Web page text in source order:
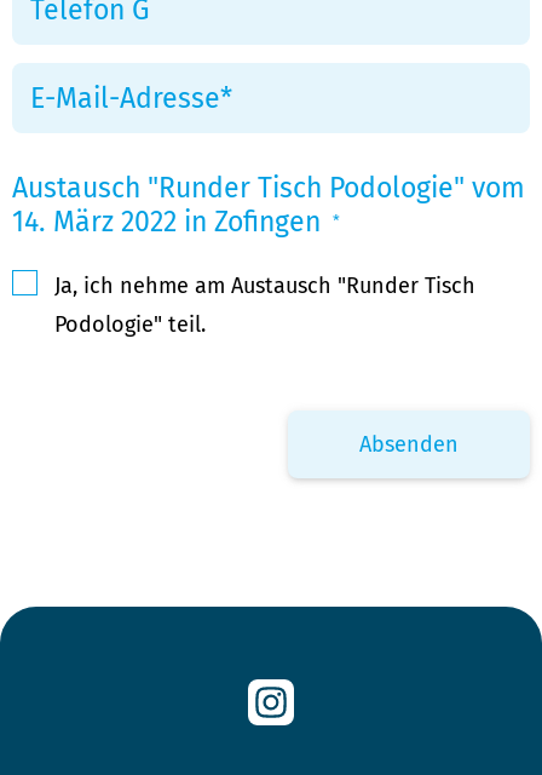
Austausch "Runder Tisch Podologie" vom
14. März 2022 in Zofingen
*
Ja, ich nehme am Austausch "Runder Tisch
Podologie" teil.